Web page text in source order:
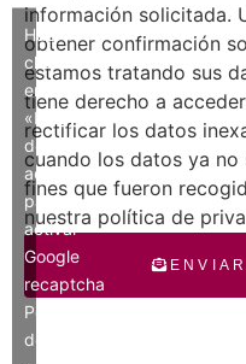
información solicitada.
obtener confirmación
estamos tratando sus
tiene derecho a
rectificar los datos
cuando los datos ya no
fines que fueron
nuestra política de
Haz
clic
en
«Estoy
de
acuerdo»
para
activar
Google
recaptcha
Política
de